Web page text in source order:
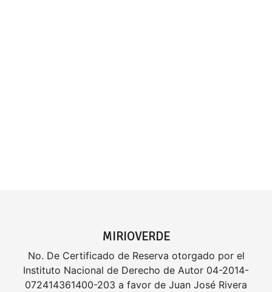
MIRIOVERDE
No. De Certificado de Reserva otorgado por el
Instituto Nacional de Derecho de Autor 04-2014-
072414361400-203 a favor de Juan José Rivera